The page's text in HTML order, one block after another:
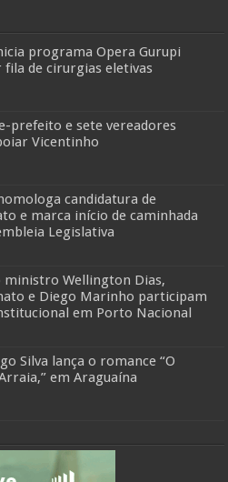
programa Opera Gurupi
fila de cirurgias eletivas
prefeito e sete vereadores
Vicentinho
candidatura de
e marca início de caminhada
Legislativa
ministro Wellington Dias,
e Diego Marinho participam
em Porto Nacional
Silva lança o romance “O
em Araguaína